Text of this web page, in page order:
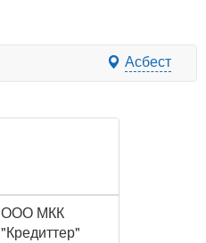
Асбест
ООО МКК
"Кредиттер"